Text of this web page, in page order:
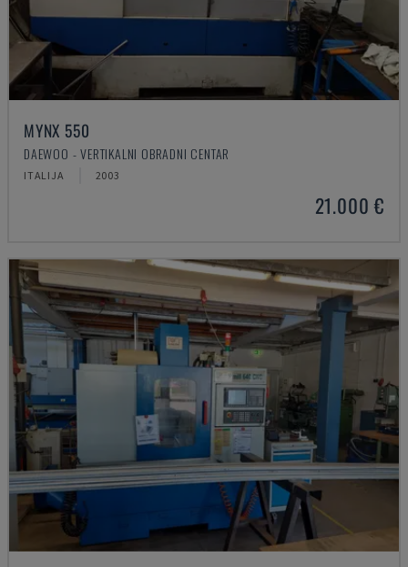
MYNX 550
DAEWOO - VERTIKALNI OBRADNI CENTAR
ITALIJA 2003
21.000 €